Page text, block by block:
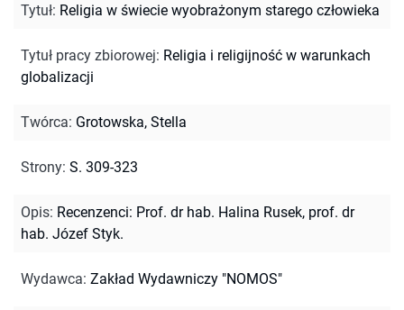
Tytuł: Religia w świecie wyobrażonym starego człowieka
Tytuł pracy zbiorowej: Religia i religijność w warunkach
globalizacji
Twórca: Grotowska, Stella
Strony: S. 309-323
Opis: Recenzenci: Prof. dr hab. Halina Rusek, prof. dr
hab. Józef Styk.
Wydawca: Zakład Wydawniczy "NOMOS"